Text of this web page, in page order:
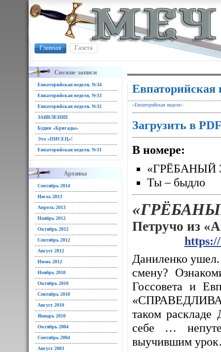
Главная Газета
Свежие записи
Евпаторийская неделя, №34
Евпаторийская неделя, №33
Евпаторийская неделя, №32
ЗАЯВЛЕНИЕ
Будни «Бригады»
Это «ПИСЕЦ»!
Евпаторийская неделя, №31
Архивы
Сентябрь 2014
Июль 2013
Апрель 2013
Ноябрь 2012
Октябрь 2012
Сентябрь 2012
Август 2012
Июнь 2012
Ноябрь 2010
Октябрь 2010
Сентябрь 2010
Август 2010
Январь 2010
Октябрь 2004
Сентябрь 2004
Август 2003
Евпаторийская
«Евпаторийская неделя»
Загрузить в
В номере:
«ГРЁБАНЫЙ
Ты – быдло
Петручо из
Даниленко
смену?
Госсовета и
таком раскладе
себе …
выучившим